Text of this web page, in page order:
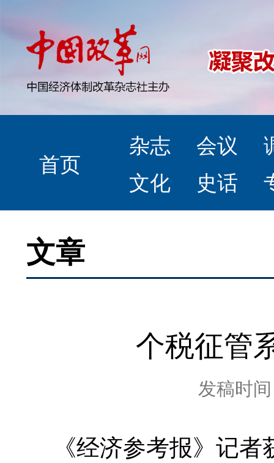
首页
杂志 会议
文化
史话
文章
个税征管
发稿时
《经济参考报》记者